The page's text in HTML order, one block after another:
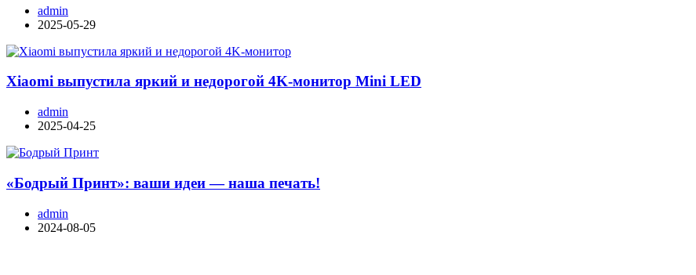
admin
2025-05-29
Xiaomi выпустила яркий и недорогой 4K-монитор Mini LED
admin
2025-04-25
«Бодрый Принт»: ваши идеи — наша печать!
admin
2024-08-05